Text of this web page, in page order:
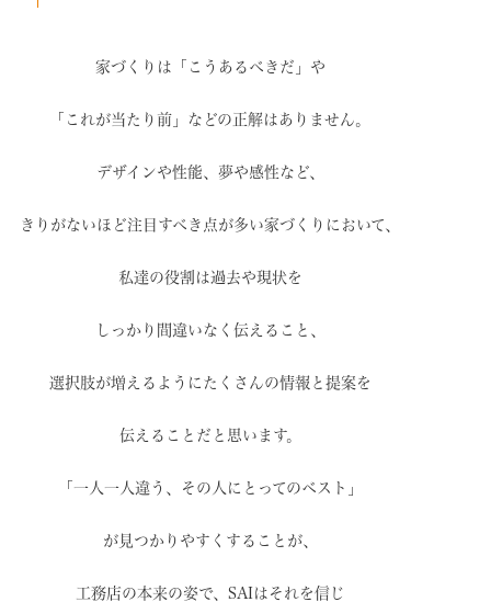
家づくりは「こうあるべきだ」や
「これが当たり前」などの正解はありません。
デザインや性能、夢や感性など、
きりがないほど注目すべき点が多い家づくりにおいて、
私達の役割は過去や現状を
しっかり間違いなく伝えること、
選択肢が増えるように たくさんの情報と提案を
伝えることだと思います。
「一人一人違う、その人にとってのベスト」
が見つかりやすくすることが、
工務店の本来の姿で、 SAIはそれを信じ